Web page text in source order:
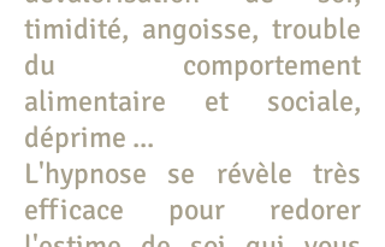
timidité, angoisse, trouble
du comportement
alimentaire et sociale,
déprime ...
L'hypnose se révèle très
efficace pour redorer